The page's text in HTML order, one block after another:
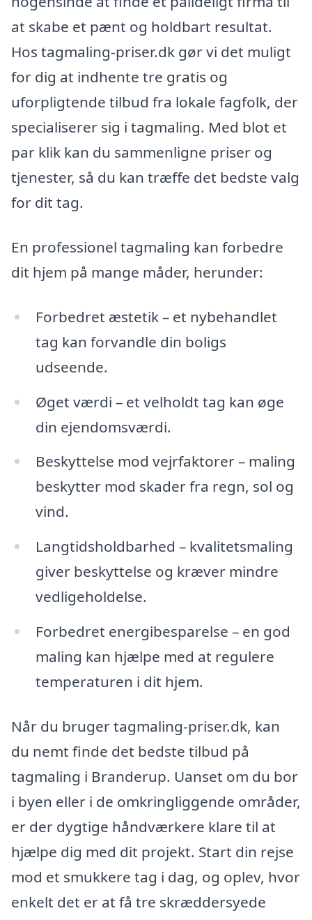
at skabe et pænt og holdbart resultat.
Hos tagmaling-priser.dk gør vi det muligt
for dig at indhente tre gratis og
uforpligtende tilbud fra lokale fagfolk, der
specialiserer sig i tagmaling. Med blot et
par klik kan du sammenligne priser og
tjenester, så du kan træffe det bedste valg
for dit tag.
En professionel tagmaling kan forbedre
dit hjem på mange måder, herunder:
Forbedret æstetik – et nybehandlet
tag kan forvandle din boligs
udseende.
Øget værdi – et velholdt tag kan øge
din ejendomsværdi.
Beskyttelse mod vejrfaktorer – maling
beskytter mod skader fra regn, sol og
vind.
Langtidsholdbarhed – kvalitetsmaling
giver beskyttelse og kræver mindre
vedligeholdelse.
Forbedret energibesparelse – en god
maling kan hjælpe med at regulere
temperaturen i dit hjem.
Når du bruger tagmaling-priser.dk, kan
du nemt finde det bedste tilbud på
tagmaling i Branderup. Uanset om du bor
i byen eller i de omkringliggende områder,
er der dygtige håndværkere klare til at
hjælpe dig med dit projekt. Start din rejse
mod et smukkere tag i dag, og oplev, hvor
enkelt det er at få tre skræddersyede